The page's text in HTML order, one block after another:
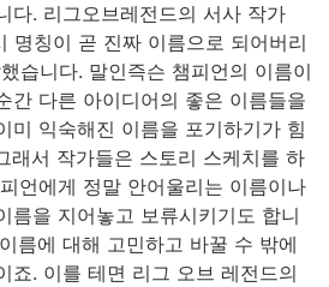
다. 리그오브레전드의 서사 작가
명칭이 곧 진짜 이름으로 되어버리
습니다. 말인즉슨 챔피언의 이름이
간 다른 아이디어의 좋은 이름들을
미 익숙해진 이름을 포기하기가 힘
래서 작가들은 스토리 스케치를 하
언에게 정말 안어울리는 이름이나
름을 지어놓고 보류시키기도 합니
름에 대해 고민하고 바꿀 수 밖에
죠. 이를 테면 리그 오브 레전드의